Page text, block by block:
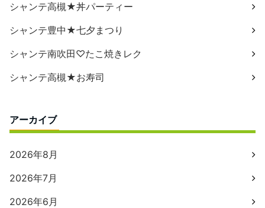
シャンテ高槻★丼パーティー
シャンテ豊中★七夕まつり
シャンテ南吹田♡たこ焼きレク
シャンテ高槻★お寿司
アーカイブ
2026年8月
2026年7月
2026年6月